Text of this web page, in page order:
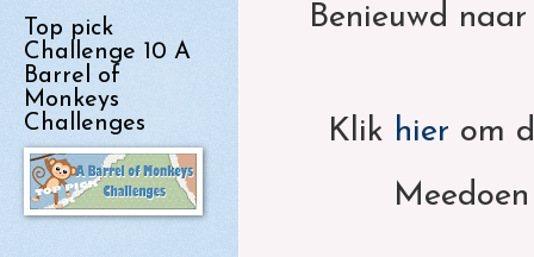
Benieuwd
Klik hier om
Top pick
Challenge 10 A
Barrel of
Monkeys
Challenges